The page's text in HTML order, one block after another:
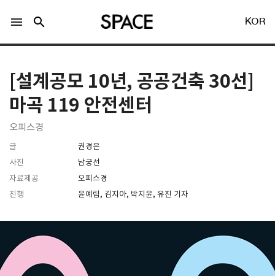
Facebook 로그인
menu search KOR
[설계공모 10년, 공공건축 30선]
마곡 119 안전센터
오피스경
글
권경은
사진
남궁선
자료제공
오피스경
진행
윤예림, 김지아, 박지윤, 유진 기자